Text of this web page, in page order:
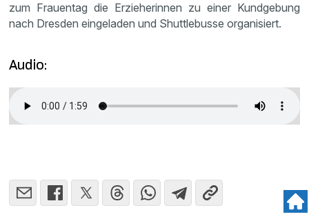
zum Frauentag die Erzieherinnen zu einer Kundgebung
nach Dresden eingeladen und Shuttlebusse organisiert.
Audio: